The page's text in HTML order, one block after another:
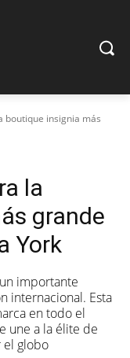
boutique insignia más
la
grande
York
importante
internacional. Esta
en todo el
une a la élite de
el globo